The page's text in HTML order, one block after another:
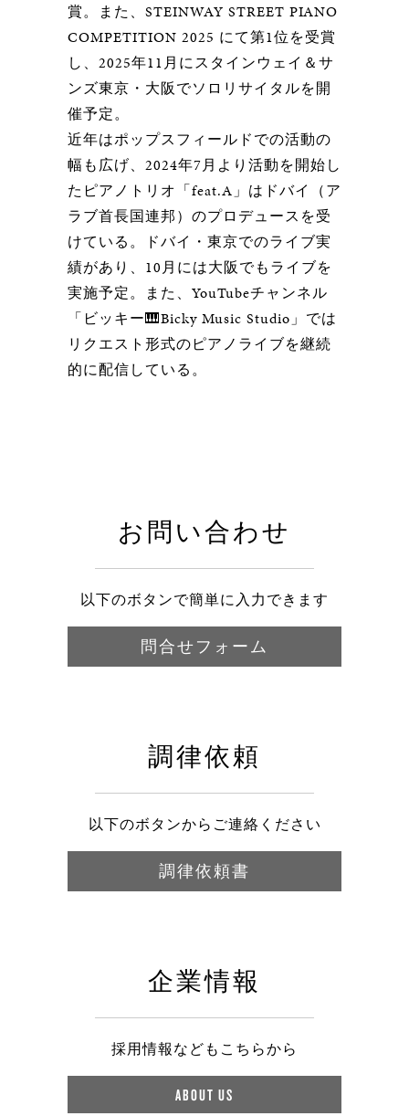
賞。また、STEINWAY STREET PIANO
COMPETITION 2025 にて第1位を受賞
し、2025年11月にスタインウェイ＆サ
ンズ東京・大阪でソロリサイタルを開
催予定。
近年はポップスフィールドでの活動の
幅も広げ、2024年7月より活動を開始し
たピアノトリオ「feat.A」はドバイ（ア
ラブ首長国連邦）のプロデュースを受
けている。ドバイ・東京でのライブ実
績があり、10月には大阪でもライブを
実施予定。また、YouTubeチャンネル
「ビッキー🎹Bicky Music Studio」では
リクエスト形式のピアノライブを継続
的に配信している。
お問い合わせ
以下のボタンで簡単に入力できます
問合せフォーム
調律依頼
以下のボタンからご連絡ください
調律依頼書
企業情報
採用情報などもこちらから
ABOUT US